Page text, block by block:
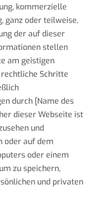
kommerzielle
ganz oder teilweise,
der auf dieser
stellen
am geistigen
Schritte
durch [Name des
dieser Webseite ist
und
oder auf dem
oder einem
zu speichern,
und privaten